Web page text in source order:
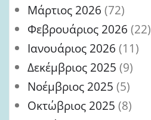
Μάρτιος 2026 (72)
Φεβρουάριος 2026 (22)
Ιανουάριος 2026 (11)
Δεκέμβριος 2025 (9)
Νοέμβριος 2025 (5)
Οκτώβριος 2025 (8)